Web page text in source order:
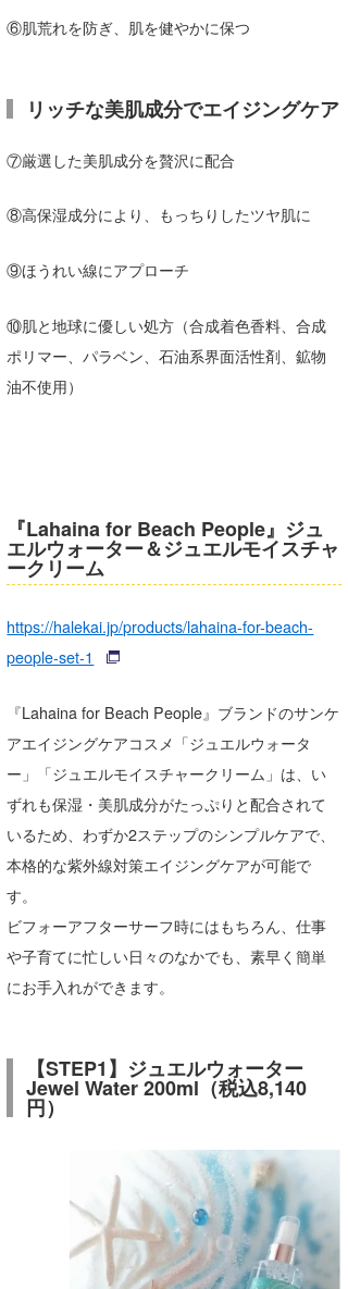
⑥肌荒れを防ぎ、肌を健やかに保つ
リッチな美肌成分でエイジングケア
⑦厳選した美肌成分を贅沢に配合
⑧高保湿成分により、もっちりしたツヤ肌に
⑨ほうれい線にアプローチ
⑩肌と地球に優しい処方（合成着色香料、合成
ポリマー、パラベン、石油系界面活性剤、鉱物
油不使用）
『Lahaina for Beach People』ジュ
エルウォーター＆ジュエルモイスチャ
ークリーム
https://halekai.jp/products/lahaina-for-beach-
people-set-1
『Lahaina for Beach People』ブランドのサンケ
アエイジングケアコスメ「ジュエルウォータ
ー」「ジュエルモイスチャークリーム」は、い
ずれも保湿・美肌成分がたっぷりと配合されて
いるため、わずか2ステップのシンプルケアで、
本格的な紫外線対策エイジングケアが可能で
す。
ビフォーアフターサーフ時にはもちろん、仕事
や子育てに忙しい日々のなかでも、素早く簡単
にお手入れができます。
【STEP1】ジュエルウォーター
Jewel Water 200ml（税込8,140
円）
mitz
S.K
Soulman
VAGY
ハンマー
小川予報士
上田純子
唐澤予報士
ゴン
wanda
予報士 hiro.
banpaku
Mr.K
Romisea